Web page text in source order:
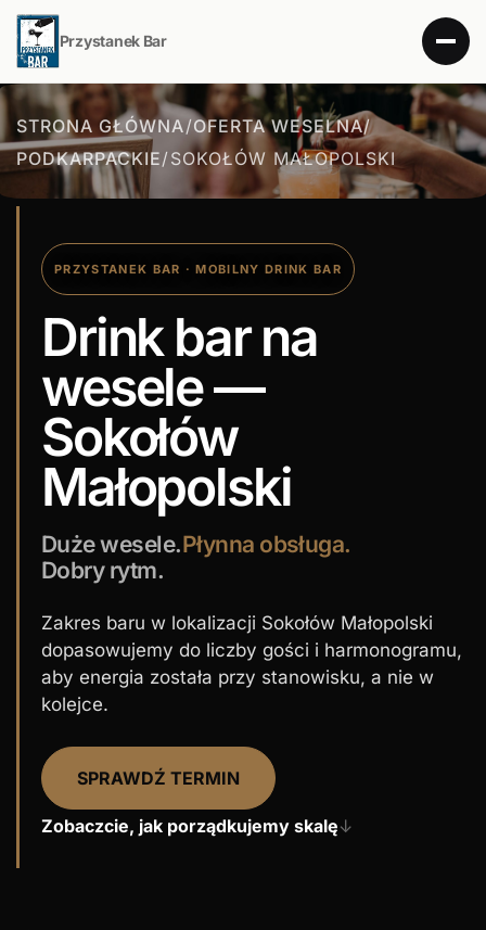
Przystanek Bar
STRONA GŁÓWNA/OFERTA WESELNA/
PODKARPACKIE/SOKOŁÓW MAŁOPOLSKI
PRZYSTANEK BAR · MOBILNY DRINK BAR
Drink bar na
wesele —
Sokołów
Małopolski
Duże wesele.Płynna obsługa.
Dobry rytm.
Zakres baru w lokalizacji Sokołów Małopolski
dopasowujemy do liczby gości i harmonogramu,
aby energia została przy stanowisku, a nie w
kolejce.
SPRAWDŹ TERMIN
Zobaczcie, jak porządkujemy skalę↓